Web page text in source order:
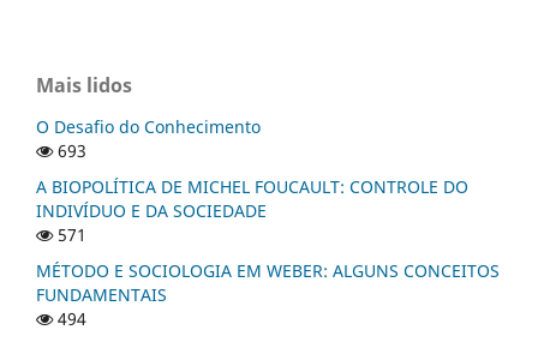
Mais lidos
O Desafio do Conhecimento
693
A BIOPOLÍTICA DE MICHEL FOUCAULT: CONTROLE DO
INDIVÍDUO E DA SOCIEDADE
571
MÉTODO E SOCIOLOGIA EM WEBER: ALGUNS CONCEITOS
FUNDAMENTAIS
494